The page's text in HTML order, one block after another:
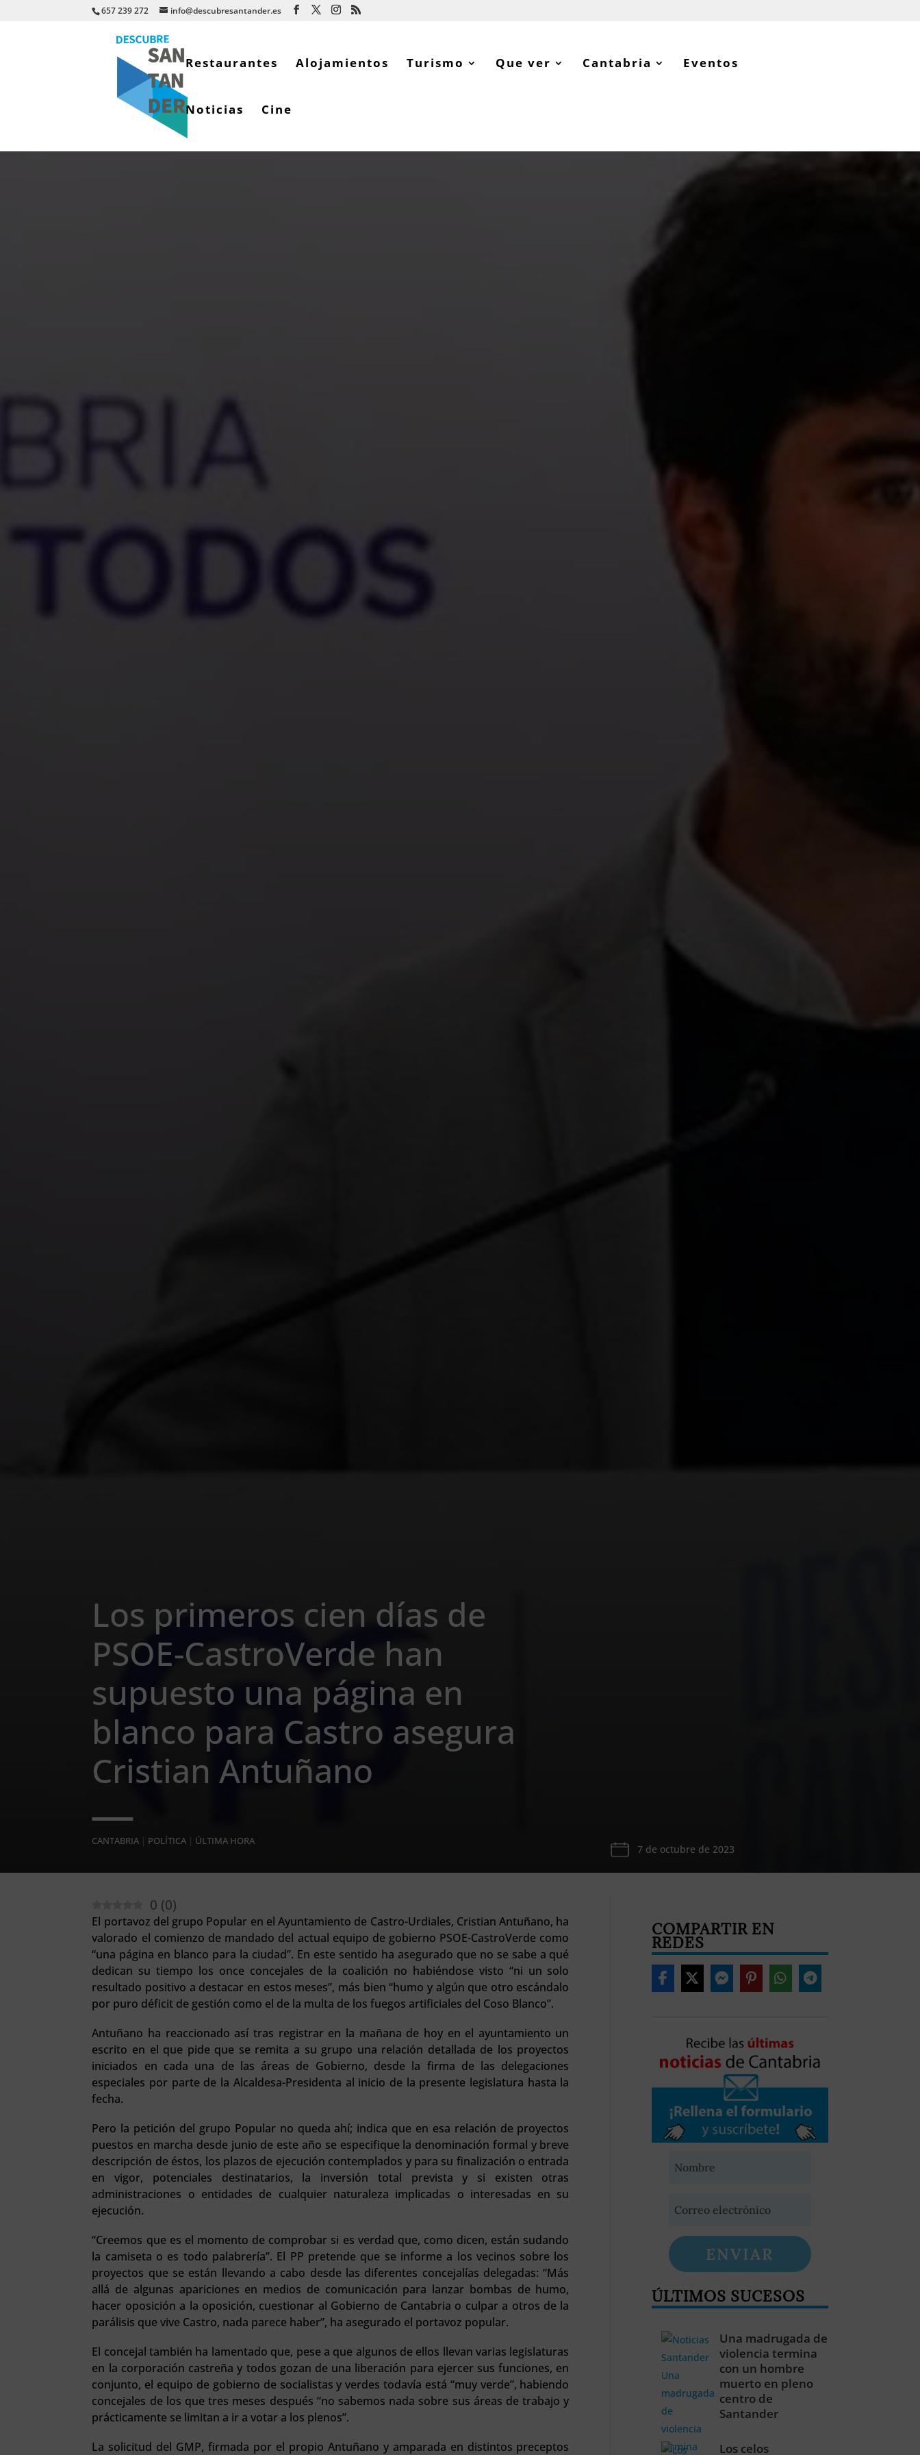
657 239 272 info@descubresantander.es
Restaurantes Alojamientos Turismo Que ver Cantabria Eventos
Noticias Cine
Los primeros cien días de
PSOE-CastroVerde han
supuesto una página en
blanco para Castro asegura
Cristian Antuñano
CANTABRIA | POLÍTICA | ÚLTIMA HORA
7 de octubre de 2023
0 (0)
El portavoz del grupo Popular en el Ayuntamiento de Castro-Urdiales, Cristian Antuñano, ha
valorado el comienzo de mandado del actual equipo de gobierno PSOE-CastroVerde como
“una página en blanco para la ciudad”. En este sentido ha asegurado que no se sabe a qué
dedican su tiempo los once concejales de la coalición no habiéndose visto “ni un solo
resultado positivo a destacar en estos meses”, más bien “humo y algún que otro escándalo
por puro déficit de gestión como el de la multa de los fuegos artificiales del Coso Blanco”.
Antuñano ha reaccionado así tras registrar en la mañana de hoy en el ayuntamiento un
escrito en el que pide que se remita a su grupo una relación detallada de los proyectos
iniciados en cada una de las áreas de Gobierno, desde la firma de las delegaciones
especiales por parte de la Alcaldesa-Presidenta al inicio de la presente legislatura hasta la
fecha.
Pero la petición del grupo Popular no queda ahí; indica que en esa relación de proyectos
puestos en marcha desde junio de este año se especifique la denominación formal y breve
descripción de éstos, los plazos de ejecución contemplados y para su finalización o entrada
en vigor, potenciales destinatarios, la inversión total prevista y si existen otras
administraciones o entidades de cualquier naturaleza implicadas o interesadas en su
ejecución.
“Creemos que es el momento de comprobar si es verdad que, como dicen, están sudando
la camiseta o es todo palabrería”. El PP pretende que se informe a los vecinos sobre los
proyectos que se están llevando a cabo desde las diferentes concejalías delegadas: “Más
allá de algunas apariciones en medios de comunicación para lanzar bombas de humo,
hacer oposición a la oposición, cuestionar al Gobierno de Cantabria o culpar a otros de la
parálisis que vive Castro, nada parece haber”, ha asegurado el portavoz popular.
El concejal también ha lamentado que, pese a que algunos de ellos llevan varias legislaturas
en la corporación castreña y todos gozan de una liberación para ejercer sus funciones, en
conjunto, el equipo de gobierno de socialistas y verdes todavía está “muy verde”, habiendo
concejales de los que tres meses después “no sabemos nada sobre sus áreas de trabajo y
prácticamente se limitan a ir a votar a los plenos”.
La solicitud del GMP, firmada por el propio Antuñano y amparada en distintos preceptos
COMPARTIR EN
REDES
ENVIAR
ÚLTIMOS SUCESOS
Una madrugada de
violencia termina
con un hombre
muerto en pleno
centro de
Santander
Los celos